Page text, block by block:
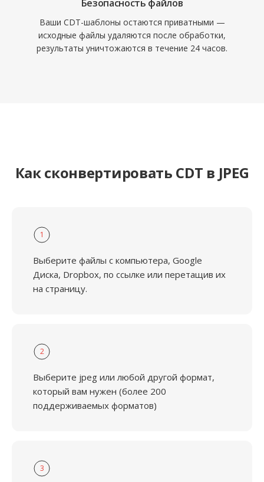
Безопасность файлов
Ваши CDT-шаблоны остаются приватными —
исходные файлы удаляются после обработки,
результаты уничтожаются в течение 24 часов.
Как сконвертировать CDT в JPEG
1
Выберите файлы с компьютера, Google
Диска, Dropbox, по ссылке или перетащив их
на страницу.
2
Выберите jpeg или любой другой формат,
который вам нужен (более 200
поддерживаемых форматов)
3